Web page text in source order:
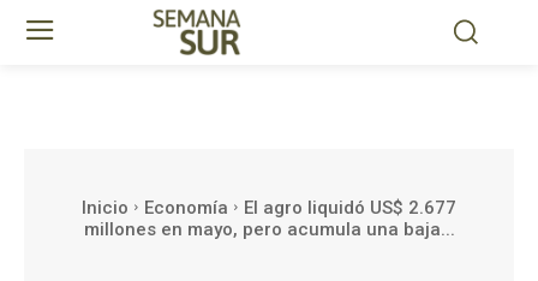
Inicio Economía
El agro liquidó US$ 2.677
millones en mayo, pero acumula una baja...